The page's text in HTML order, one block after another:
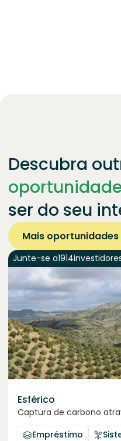
Descubra
ser do seu
Mais oportunidades
Junte-se a1914
Esférico
Captura de carbono
Empréstimo